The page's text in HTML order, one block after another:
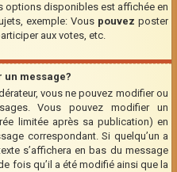
options disponibles est affichée en
exemple: Vous pouvez poster
aux votes, etc.
message?
vous ne pouvez modifier ou
Vous pouvez modifier un
limitée après sa publication) en
correspondant. Si quelqu’un a
s’affichera en bas du message
fois qu’il a été modifié ainsi que la